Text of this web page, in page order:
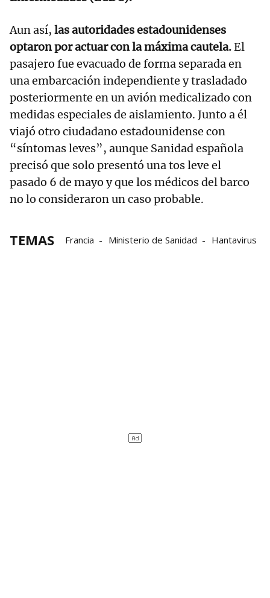
Aun así, las autoridades estadounidenses
optaron por actuar con la máxima cautela.El
pasajero fue evacuado de forma separada en
una embarcación independiente y trasladado
posteriormente en un avión medicalizado con
medidas especiales de aislamiento. Junto a él
viajó otro ciudadano estadounidense con
“síntomas leves”, aunque Sanidad española
precisó que solo presentó una tos leve el
pasado 6 de mayo y que los médicos del barco
no lo consideraron un caso probable.
TEMAS Francia Ministerio de Sanidad Hantavirus